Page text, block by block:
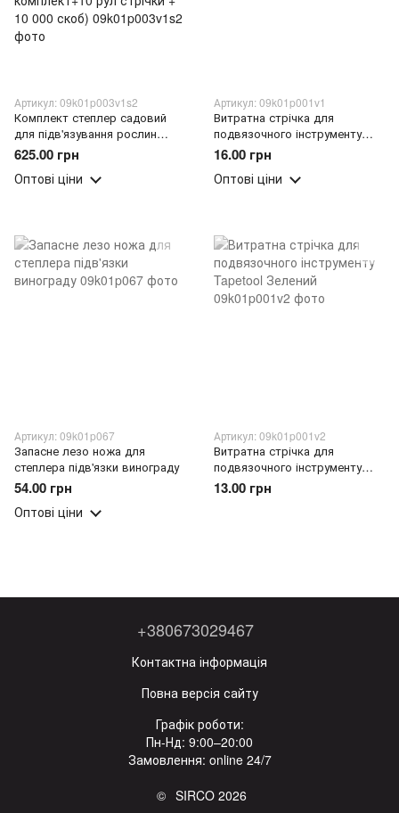
Артикул: 09k01p003v1s2
Комплект степлер садовий
для підв'язування рослин
"Master Tool" для підв'язки
винограду (запасний рем.
комплект+10 рул стрічки + 10
625.00 грн
Оптові ціни
Артикул: 09k01p001v1
Витратна стрічка для
подвязочного інструменту
Tapetool Червоний
16.00 грн
Оптові ціни
Артикул: 09k01p067
Запасне лезо ножа для
степлера підв'язки винограду
54.00 грн
Оптові ціни
Артикул: 09k01p001v2
Витратна стрічка для
подвязочного інструменту
Tapetool Зелений
13.00 грн
+380673029467
Контактна інформація
Повна версія сайту
Графік роботи:
Пн-Нд: 9:00–20:00
Замовлення: online 24/7
© SIRCO 2026